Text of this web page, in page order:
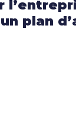
plan